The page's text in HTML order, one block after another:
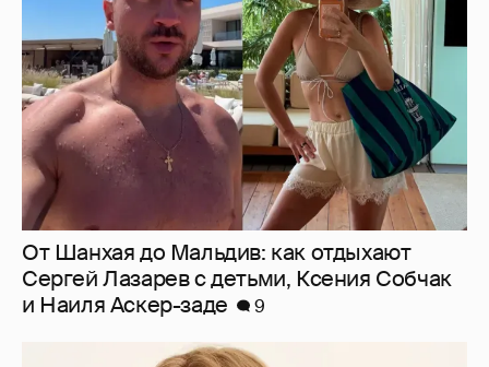
От Шанхая до Мальдив: как отдыхают
Сергей Лазарев с детьми, Ксения Собчак
и Наиля Аскер-заде
9